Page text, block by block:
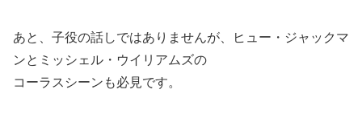
あと、子役の話しではありませんが、ヒュー・ジャックマ
ンとミッシェル・ウイリアムズの
コーラスシーンも必見です。